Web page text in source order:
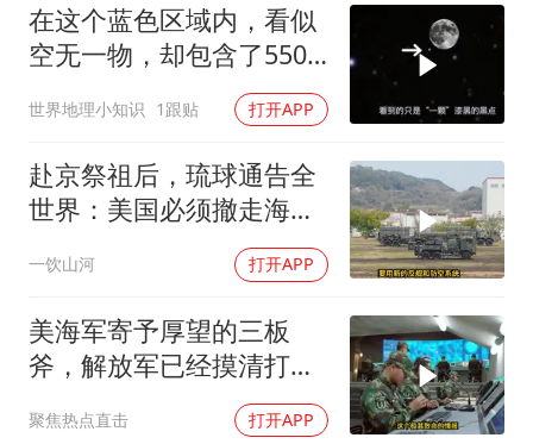
日本广岛民众举行游行反对政府行径
实探山东最热的“中国蔬菜之乡”
女子开一天一夜空调后二氧化碳中毒
船舶避风项目停工 多地全力防台风
奋进开新局 实干挑大梁
在这个蓝色区域内，看似
空无一物，却包含了5500
世界地理小知识 1跟贴 打开APP
赴京祭祖后，琉球通告全
世界：美国必须撤走海马
一饮山河 打开APP
美海军寄予厚望的三板
斧，解放军已经摸清打
法，海空一体联手接下
聚焦热点直击 打开APP